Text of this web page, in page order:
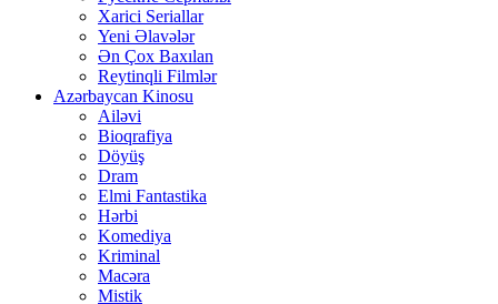
Xarici Seriallar
Yeni Əlavələr
Ən Çox Baxılan
Reytinqli Filmlər
Azərbaycan Kinosu
Ailəvi
Bioqrafiya
Döyüş
Dram
Elmi Fantastika
Hərbi
Komediya
Kriminal
Macəra
Mistik